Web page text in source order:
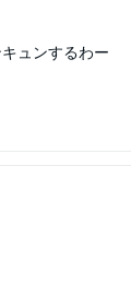
ュンするわー